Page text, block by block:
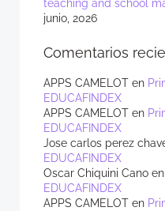
teaching and school
junio, 2026
Comentarios
APPS CAMELOT en
EDUCAFINDEX
APPS CAMELOT en
EDUCAFINDEX
Jose carlos perez
EDUCAFINDEX
Oscar Chiquini Cano en
EDUCAFINDEX
APPS CAMELOT en